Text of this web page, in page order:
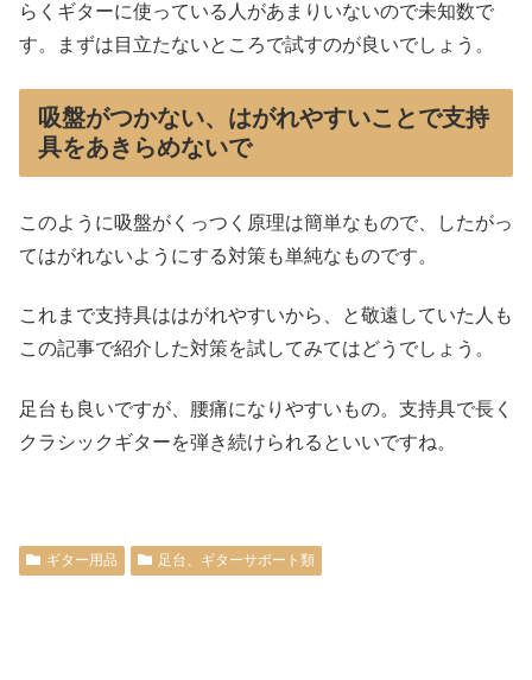
らくギターに使っている人があまりいないので未知数で
す。まずは目立たないところで試すのが良いでしょう。
吸盤がつかない、はがれやすいことで支持
具をあきらめないで
このように吸盤がくっつく原理は簡単なもので、したがっ
てはがれないようにする対策も単純なものです。
これまで支持具ははがれやすいから、と敬遠していた人も
この記事で紹介した対策を試してみてはどうでしょう。
足台も良いですが、腰痛になりやすいもの。支持具で長く
クラシックギターを弾き続けられるといいですね。
ギター用品 足台、ギターサポート類